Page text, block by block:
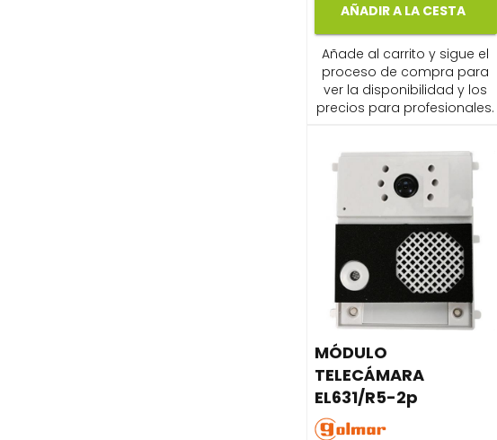
AÑADIR A LA CESTA
Añade al carrito y sigue el
proceso de compra para
ver la disponibilidad y los
precios para profesionales.
MÓDULO
TELECÁMARA
EL631/R5-2p